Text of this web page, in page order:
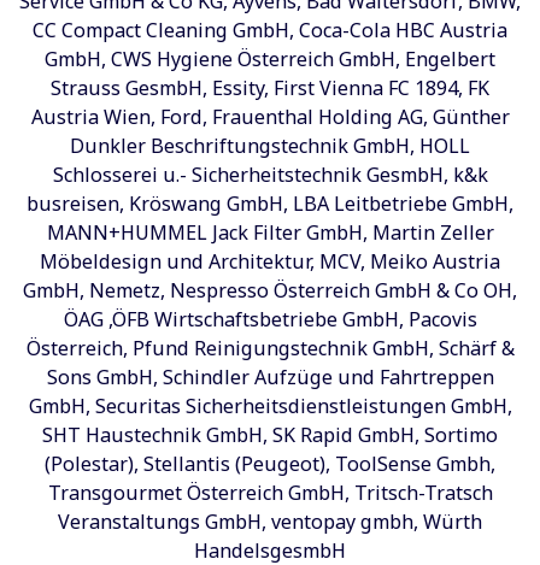
CC Compact Cleaning GmbH, Coca-Cola HBC Austria
GmbH, CWS Hygiene Österreich GmbH, Engelbert
Strauss GesmbH, Essity, First Vienna FC 1894, FK
Austria Wien, Ford, Frauenthal Holding AG, Günther
Dunkler Beschriftungstechnik GmbH, HOLL
Schlosserei u.- Sicherheitstechnik GesmbH, k&k
busreisen, Kröswang GmbH, LBA Leitbetriebe GmbH,
MANN+HUMMEL Jack Filter GmbH, Martin Zeller
Möbeldesign und Architektur, MCV, Meiko Austria
GmbH, Nemetz, Nespresso Österreich GmbH & Co OH,
ÖAG ,ÖFB Wirtschaftsbetriebe GmbH, Pacovis
Österreich, Pfund Reinigungstechnik GmbH, Schärf &
Sons GmbH, Schindler Aufzüge und Fahrtreppen
GmbH, Securitas Sicherheitsdienstleistungen GmbH,
SHT Haustechnik GmbH, SK Rapid GmbH, Sortimo
(Polestar), Stellantis (Peugeot), ToolSense Gmbh,
Transgourmet Österreich GmbH, Tritsch-Tratsch
Veranstaltungs GmbH, ventopay gmbh, Würth
HandelsgesmbH